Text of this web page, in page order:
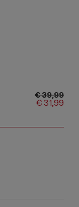
€39,99
€ 31,99